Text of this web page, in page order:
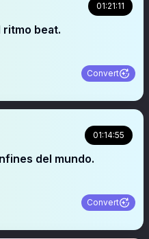
01:21:11
ritmo beat.
Convert
01:14:55
del mundo.
Convert